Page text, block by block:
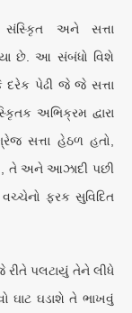
સંસ્કૃિત અને સત્તા
છે. આ સંબંધો વિશે
પેઢી જે જે સત્તા
અભિક્રમ દ્વારા
સત્તા હેઠળ હતો,
તે અને આઝાદી પછી
ફરક સુવિદિત
રીતે પલટાયું તેને લીધે
ઘાટ ઘડાશે તે ભાખવું